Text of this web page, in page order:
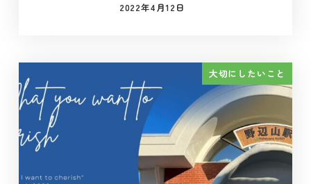
投稿日
2022年4月12日
大切にしたいこと